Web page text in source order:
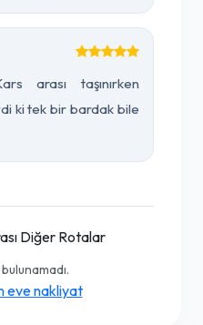
arası taşınırken
ki tek bir bardak bile
Diğer Rotalar
eve nakliyat